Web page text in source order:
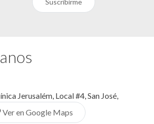
Suscribirme
Jerusalém, Local #4, San José,
Ver en Google Maps